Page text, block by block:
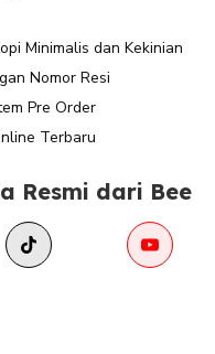
Minimalis dan Kekinian
Nomor Resi
Pre Order
Terbaru
Resmi dari Bee